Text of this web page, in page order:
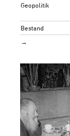
Geopolitik
Bestand
→